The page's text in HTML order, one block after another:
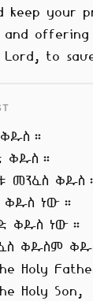
keep your
and
Lord, to
ቅዱስ።
መንፈስ
ቅዱስ ነው።
ቅዱስ ነው።
ቅዱስም
Holy
Holy Son,